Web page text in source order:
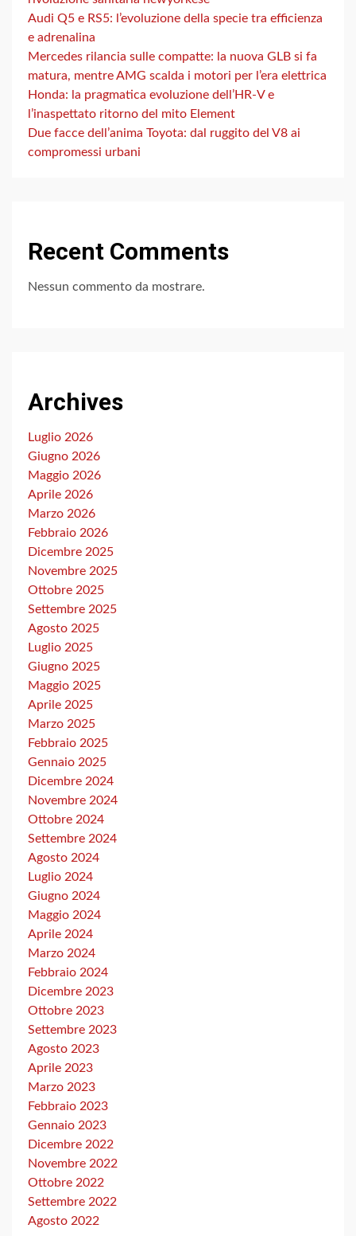
Audi Q5 e RS5: l’evoluzione della specie tra efficienza
e adrenalina
Mercedes rilancia sulle compatte: la nuova GLB si fa
matura, mentre AMG scalda i motori per l’era elettrica
Honda: la pragmatica evoluzione dell’HR-V e
l’inaspettato ritorno del mito Element
Due facce dell’anima Toyota: dal ruggito del V8 ai
compromessi urbani
Recent Comments
Nessun commento da mostrare.
Archives
Luglio 2026
Giugno 2026
Maggio 2026
Aprile 2026
Marzo 2026
Febbraio 2026
Dicembre 2025
Novembre 2025
Ottobre 2025
Settembre 2025
Agosto 2025
Luglio 2025
Giugno 2025
Maggio 2025
Aprile 2025
Marzo 2025
Febbraio 2025
Gennaio 2025
Dicembre 2024
Novembre 2024
Ottobre 2024
Settembre 2024
Agosto 2024
Luglio 2024
Giugno 2024
Maggio 2024
Aprile 2024
Marzo 2024
Febbraio 2024
Dicembre 2023
Ottobre 2023
Settembre 2023
Agosto 2023
Aprile 2023
Marzo 2023
Febbraio 2023
Gennaio 2023
Dicembre 2022
Novembre 2022
Ottobre 2022
Settembre 2022
Agosto 2022